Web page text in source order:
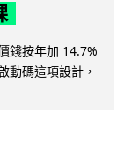
錢按年加 14.7%
動碼這項設計，